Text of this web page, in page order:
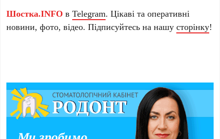
Шостка.INFO вTelegram. Цікаві та оперативні
новини, фото, відео. Підписуйтесь на нашусторінку!